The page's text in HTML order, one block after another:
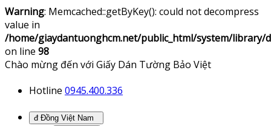
Warning: Memcached::getByKey(): could not decompress
value in
/home/giaydantuonghcm.net/public_html/system/library/
on line 98
Chào mừng đến với Giấy Dán Tường Bảo Việt
Hotline 0945.400.336